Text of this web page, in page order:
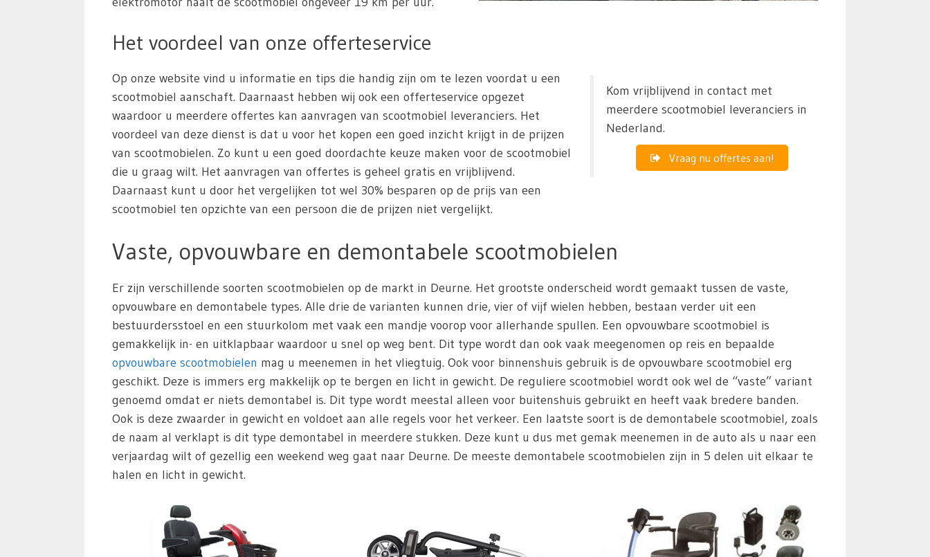
Het voordeel van onze offerteservice
Kom vrijblijvend in contact met
meerdere scootmobiel leveranciers in
Nederland.
Vraag nu offertes aan!
Op onze website vind u informatie en tips die handig zijn om te lezen voordat u een
scootmobiel aanschaft. Daarnaast hebben wij ook een offerteservice opgezet
waardoor u meerdere offertes kan aanvragen van scootmobiel leveranciers. Het
voordeel van deze dienst is dat u voor het kopen een goed inzicht krijgt in de prijzen
van scootmobielen. Zo kunt u een goed doordachte keuze maken voor de scootmobiel
die u graag wilt. Het aanvragen van offertes is geheel gratis en vrijblijvend.
Daarnaast kunt u door het vergelijken tot wel 30% besparen op de prijs van een
scootmobiel ten opzichte van een persoon die de prijzen niet vergelijkt.
Vaste, opvouwbare en demontabele scootmobielen
Er zijn verschillende soorten scootmobielen op de markt in Deurne. Het grootste onderscheid wordt gemaakt tussen de vaste,
opvouwbare en demontabele types. Alle drie de varianten kunnen drie, vier of vijf wielen hebben, bestaan verder uit een
bestuurdersstoel en een stuurkolom met vaak een mandje voorop voor allerhande spullen. Een opvouwbare scootmobiel is
gemakkelijk in- en uitklapbaar waardoor u snel op weg bent. Dit type wordt dan ook vaak meegenomen op reis en bepaalde
opvouwbare scootmobielen mag u meenemen in het vliegtuig. Ook voor binnenshuis gebruik is de opvouwbare scootmobiel erg
geschikt. Deze is immers erg makkelijk op te bergen en licht in gewicht. De reguliere scootmobiel wordt ook wel de “vaste” variant
genoemd omdat er niets demontabel is. Dit type wordt meestal alleen voor buitenshuis gebruikt en heeft vaak bredere banden.
Ook is deze zwaarder in gewicht en voldoet aan alle regels voor het verkeer. Een laatste soort is de demontabele scootmobiel, zoals
de naam al verklapt is dit type demontabel in meerdere stukken. Deze kunt u dus met gemak meenemen in de auto als u naar een
verjaardag wilt of gezellig een weekend weg gaat naar Deurne. De meeste demontabele scootmobielen zijn in 5 delen uit elkaar te
halen en licht in gewicht.